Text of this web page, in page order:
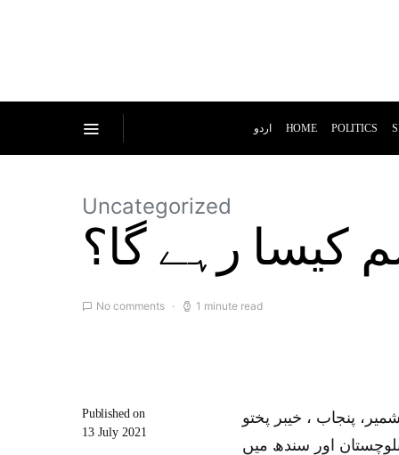
اردو HOME POLITICS
Uncategorized
کیسا رہے گا؟
No comments 1 minute read
Published on
13 July 2021
پنجاب ، خیبر پختو
اور سندھ میں